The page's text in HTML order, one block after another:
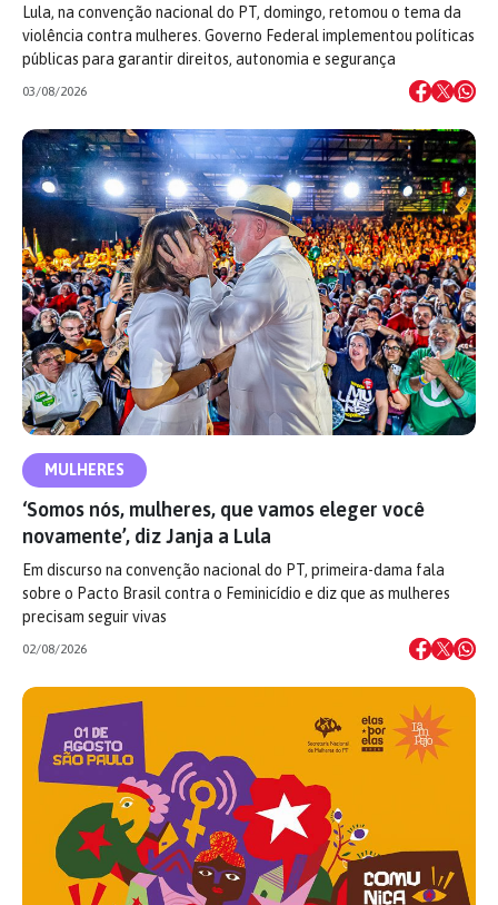
Lula, na convenção nacional do PT, domingo, retomou o tema da
violência contra mulheres. Governo Federal implementou políticas
públicas para garantir direitos, autonomia e segurança
03/08/2026
MULHERES
‘Somos nós, mulheres, que vamos eleger você
novamente’, diz Janja a Lula
Em discurso na convenção nacional do PT, primeira-dama fala
sobre o Pacto Brasil contra o Feminicídio e diz que as mulheres
precisam seguir vivas
02/08/2026